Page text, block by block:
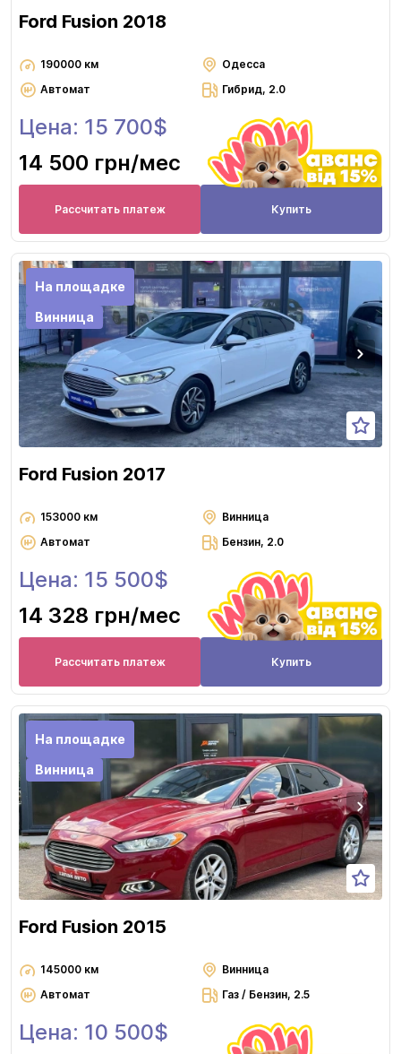
Ford Fusion 2018
190000 км
Одесса
Автомат
Гибрид, 2.0
Цена: 15 700$
14 500 грн/мес
Рассчитать платеж Купить
На площадке
Винница
Ford Fusion 2017
153000 км
Винница
Автомат
Бензин, 2.0
Цена: 15 500$
14 328 грн/мес
Рассчитать платеж Купить
На площадке
Винница
Ford Fusion 2015
145000 км
Винница
Автомат
Газ / Бензин, 2.5
Цена: 10 500$